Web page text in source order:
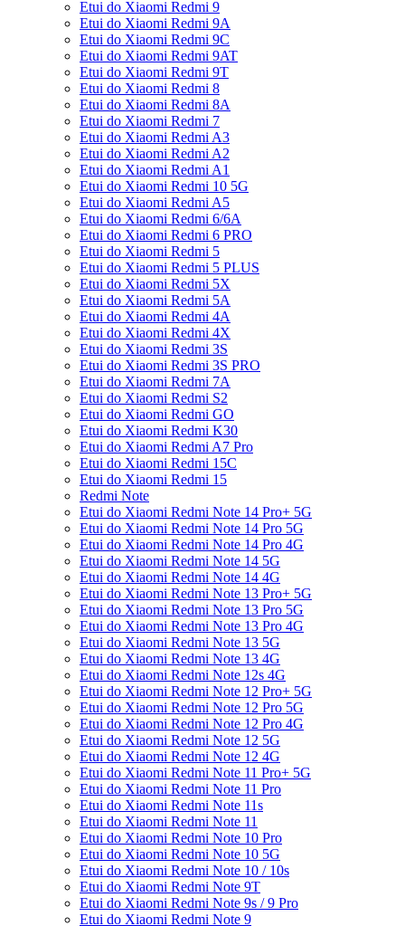
Etui do Xiaomi Redmi 9
Etui do Xiaomi Redmi 9A
Etui do Xiaomi Redmi 9C
Etui do Xiaomi Redmi 9AT
Etui do Xiaomi Redmi 9T
Etui do Xiaomi Redmi 8
Etui do Xiaomi Redmi 8A
Etui do Xiaomi Redmi 7
Etui do Xiaomi Redmi A3
Etui do Xiaomi Redmi A2
Etui do Xiaomi Redmi A1
Etui do Xiaomi Redmi 10 5G
Etui do Xiaomi Redmi A5
Etui do Xiaomi Redmi 6/6A
Etui do Xiaomi Redmi 6 PRO
Etui do Xiaomi Redmi 5
Etui do Xiaomi Redmi 5 PLUS
Etui do Xiaomi Redmi 5X
Etui do Xiaomi Redmi 5A
Etui do Xiaomi Redmi 4A
Etui do Xiaomi Redmi 4X
Etui do Xiaomi Redmi 3S
Etui do Xiaomi Redmi 3S PRO
Etui do Xiaomi Redmi 7A
Etui do Xiaomi Redmi S2
Etui do Xiaomi Redmi GO
Etui do Xiaomi Redmi K30
Etui do Xiaomi Redmi A7 Pro
Etui do Xiaomi Redmi 15C
Etui do Xiaomi Redmi 15
Redmi Note
Etui do Xiaomi Redmi Note 14 Pro+ 5G
Etui do Xiaomi Redmi Note 14 Pro 5G
Etui do Xiaomi Redmi Note 14 Pro 4G
Etui do Xiaomi Redmi Note 14 5G
Etui do Xiaomi Redmi Note 14 4G
Etui do Xiaomi Redmi Note 13 Pro+ 5G
Etui do Xiaomi Redmi Note 13 Pro 5G
Etui do Xiaomi Redmi Note 13 Pro 4G
Etui do Xiaomi Redmi Note 13 5G
Etui do Xiaomi Redmi Note 13 4G
Etui do Xiaomi Redmi Note 12s 4G
Etui do Xiaomi Redmi Note 12 Pro+ 5G
Etui do Xiaomi Redmi Note 12 Pro 5G
Etui do Xiaomi Redmi Note 12 Pro 4G
Etui do Xiaomi Redmi Note 12 5G
Etui do Xiaomi Redmi Note 12 4G
Etui do Xiaomi Redmi Note 11 Pro+ 5G
Etui do Xiaomi Redmi Note 11 Pro
Etui do Xiaomi Redmi Note 11s
Etui do Xiaomi Redmi Note 11
Etui do Xiaomi Redmi Note 10 Pro
Etui do Xiaomi Redmi Note 10 5G
Etui do Xiaomi Redmi Note 10 / 10s
Etui do Xiaomi Redmi Note 9T
Etui do Xiaomi Redmi Note 9s / 9 Pro
Etui do Xiaomi Redmi Note 9